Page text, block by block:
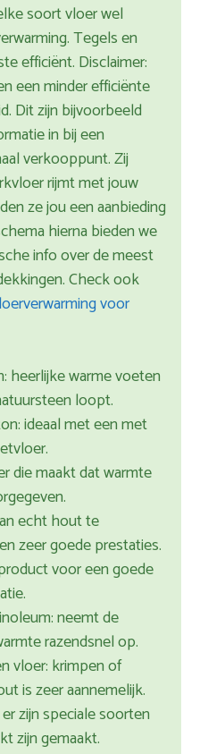
soort vloer wel
Tegels en
efficiënt. Disclaimer:
een minder efficiënte
Dit zijn bijvoorbeeld
in bij een
verkooppunt. Zij
rijmt met jouw
ze jou een aanbieding
hierna bieden we
info over de meest
Check ook
voor
heerlijke warme voeten
loopt.
ideaal met een met
die maakt dat warmte
echt hout te
zeer goede prestaties.
voor een goede
neemt de
razendsnel op.
vloer: krimpen of
is zeer aannemelijk.
zijn speciale soorten
zijn gemaakt.